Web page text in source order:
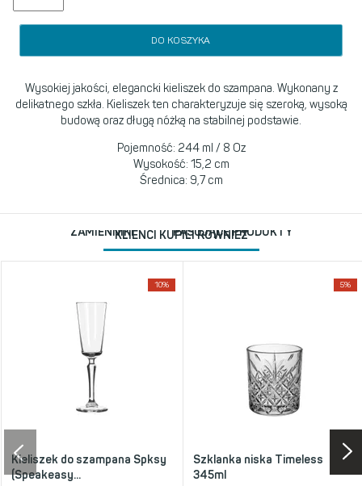
DO KOSZYKA
Wysokiej jakości, elegancki kieliszek do szampana. Wykonany z
delikatnego szkła. Kieliszek ten charakteryzuje się szeroką, wysoką
budową oraz długą nóżką na stabilnej podstawie.
Pojemność: 244 ml / 8 Oz
Wysokość: 15,2 cm
Średnica: 9,7 cm
ZAMIENNIKI PASUJĄCE PRODUKTY
KLIENCI KUPILI RÓWNIEŻ
10%
Kieliszek do szampana Spksy
(Speakeasy...
5%
Szklanka niska Timeless
345ml